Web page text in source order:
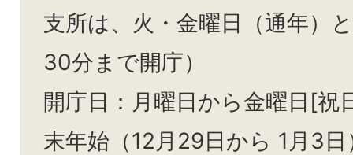
支所は、火・金曜日（通年）と
30分まで開庁）
開庁日：月曜日から金曜日[祝
末年始（12月29日から 1月3